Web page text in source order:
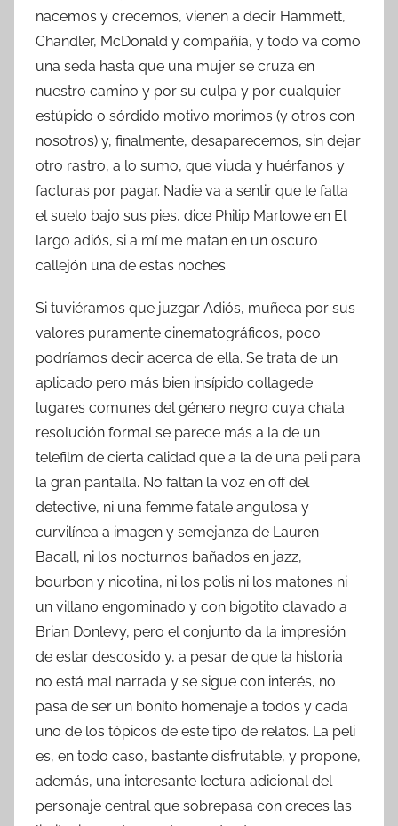
nacemos y crecemos, vienen a decir Hammett,
Chandler, McDonald y compañía, y todo va como
una seda hasta que una mujer se cruza en
nuestro camino y por su culpa y por cualquier
estúpido o sórdido motivo morimos (y otros con
nosotros) y, finalmente, desaparecemos, sin dejar
otro rastro, a lo sumo, que viuda y huérfanos y
facturas por pagar. Nadie va a sentir que le falta
el suelo bajo sus pies, dice Philip Marlowe en El
largo adiós, si a mí me matan en un oscuro
callejón una de estas noches.
Si tuviéramos que juzgar Adiós, muñeca por sus
valores puramente cinematográficos, poco
podríamos decir acerca de ella. Se trata de un
aplicado pero más bien insípido collagede
lugares comunes del género negro cuya chata
resolución formal se parece más a la de un
telefilm de cierta calidad que a la de una peli para
la gran pantalla. No faltan la voz en off del
detective, ni una femme fatale angulosa y
curvilínea a imagen y semejanza de Lauren
Bacall, ni los nocturnos bañados en jazz,
bourbon y nicotina, ni los polis ni los matones ni
un villano engominado y con bigotito clavado a
Brian Donlevy, pero el conjunto da la impresión
de estar descosido y, a pesar de que la historia
no está mal narrada y se sigue con interés, no
pasa de ser un bonito homenaje a todos y cada
uno de los tópicos de este tipo de relatos. La peli
es, en todo caso, bastante disfrutable, y propone,
además, una interesante lectura adicional del
personaje central que sobrepasa con creces las